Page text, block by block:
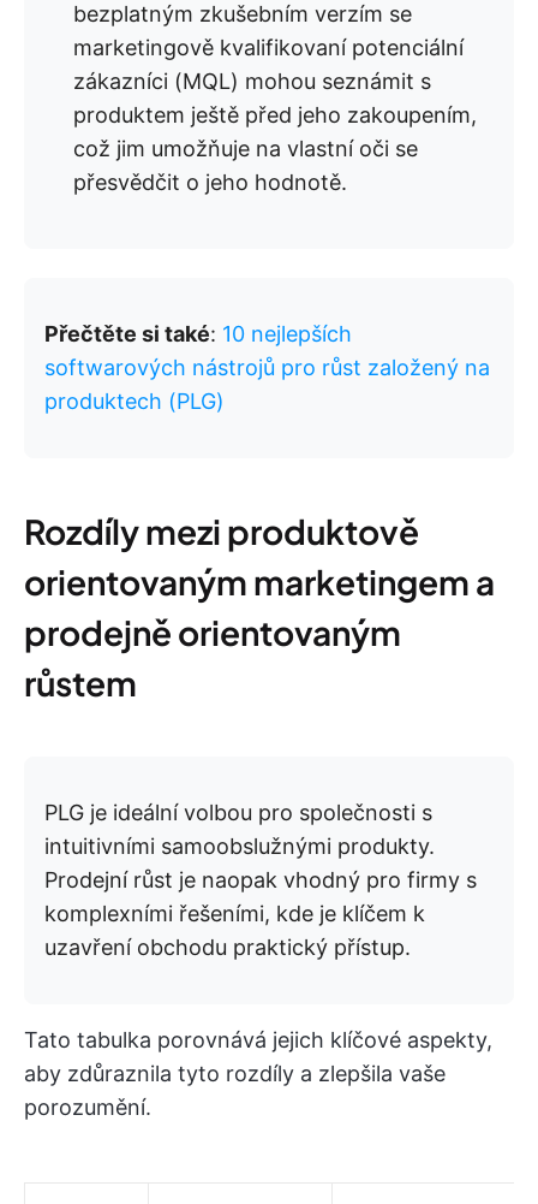
bezplatným zkušebním verzím se
marketingově kvalifikovaní potenciální
zákazníci (MQL) mohou seznámit s
produktem ještě před jeho zakoupením,
což jim umožňuje na vlastní oči se
přesvědčit o jeho hodnotě.
Přečtěte si také: 10 nejlepších
softwarových nástrojů pro růst založený na
produktech (PLG)
Rozdíly mezi produktově
orientovaným marketingem a
prodejně orientovaným
růstem
PLG je ideální volbou pro společnosti s
intuitivními samoobslužnými produkty.
Prodejní růst je naopak vhodný pro firmy s
komplexními řešeními, kde je klíčem k
uzavření obchodu praktický přístup.
Tato tabulka porovnává jejich klíčové aspekty,
aby zdůraznila tyto rozdíly a zlepšila vaše
porozumění.